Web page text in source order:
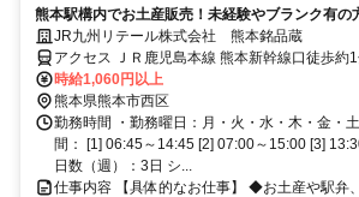
熊本駅構内でお土産販売！未経験やブランク有の
JR九州リテール株式会社 熊本銘品蔵
アクセス ＪＲ鹿児島本線 熊本新幹線口徒歩約1
歩約2分
時給1,060円以上
熊本県熊本市西区
勤務時間 ・勤務曜日：月・火・水・木・金・
間： [1] 06:45～14:45 [2] 07:00～15:00 [3]
日数（週）：3日 シ...
仕事内容 【具体的なお仕事】 ◆お土産や駅弁